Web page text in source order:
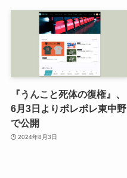
『うんこと死体の復権』、
6月3日よりポレポレ東中野
で公開
2024年8月3日